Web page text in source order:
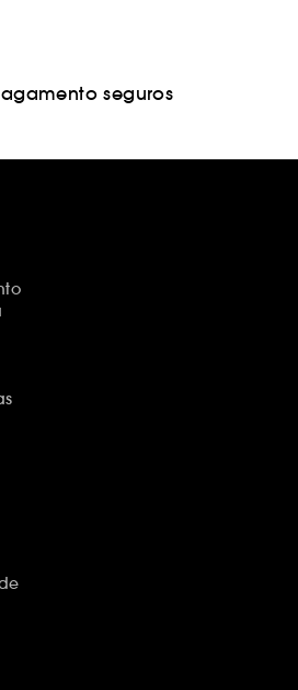
seguros